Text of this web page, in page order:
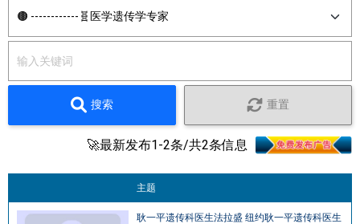
搜索 重置
🚀最新发布1-2条/共2条信息
主题
耿一平遗传科医生法拉盛 纽约耿一平遗传科医生